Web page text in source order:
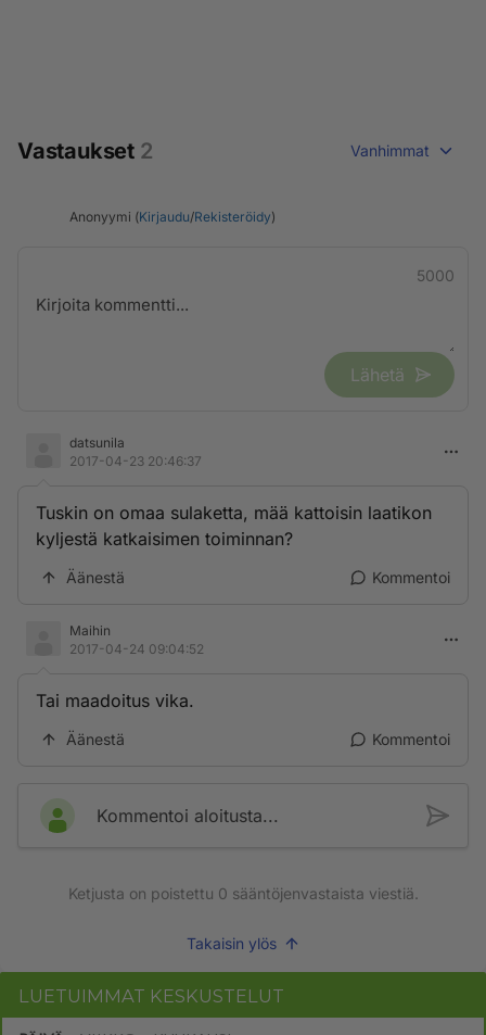
Vastaukset 2 Vanhimmat
Anonyymi (Kirjaudu/Rekisteröidy)
5000
Lähetä
datsunila
2017-04-23 20:46:37
Tuskin on omaa sulaketta, mää kattoisin laatikon
kyljestä katkaisimen toiminnan?
Äänestä Kommentoi
Maihin
2017-04-24 09:04:52
Tai maadoitus vika.
Äänestä Kommentoi
Kommentoi aloitusta...
Ketjusta on poistettu 0 sääntöjenvastaista viestiä.
Takaisin ylös
LUETUIMMAT KESKUSTELUT